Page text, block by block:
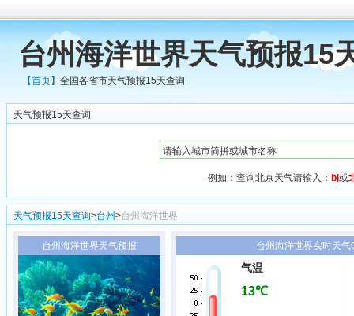
台州海洋世界天气预报15
【首页】全国各省市天气预报15天查询
天气预报15天查询
例如：查询北京天气请输入： bj或
天气预报15天查询>台州>台州海洋世界
台州海洋世界天气预报 台州海洋世界实时天气
气温
13℃